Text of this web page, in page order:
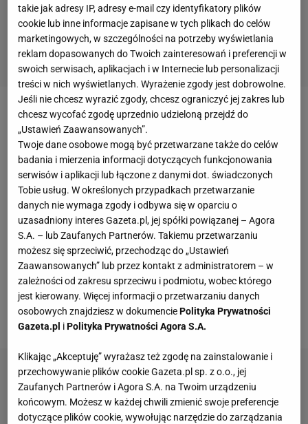
Zobacz wideo
POLISH ESPORT CUP to nowa esportowa inicjatywa
zorganizowana przez Sport.pl, Actina i PACT.Turniej
stworzony z myślą o amatorach ma im umilić czas w
trakcie trwających ograniczeń związanych z COVID-
19. Uczestnicy zmagań zawalczą o nagrody
pieniężne i rzeczowe o łącznej wartości 50 tys.
złotych sprawdzając swoje umiejętności w
najnowszej produkcji Riot Games -VALORANT
w Counter Strike: Global Offensive.
takie jak adresy IP, adresy e-mail czy identyfikatory plików
cookie lub inne informacje zapisane w tych plikach do celów
marketingowych, w szczególności na potrzeby wyświetlania
reklam dopasowanych do Twoich zainteresowań i preferencji w
swoich serwisach, aplikacjach i w Internecie lub personalizacji
treści w nich wyświetlanych. Wyrażenie zgody jest dobrowolne.
Jeśli nie chcesz wyrazić zgody, chcesz ograniczyć jej zakres lub
chcesz wycofać zgodę uprzednio udzieloną przejdź do
„Ustawień Zaawansowanych”.
Twoje dane osobowe mogą być przetwarzane także do celów
badania i mierzenia informacji dotyczących funkcjonowania
serwisów i aplikacji lub łączone z danymi dot. świadczonych
Tobie usług. W określonych przypadkach przetwarzanie
danych nie wymaga zgody i odbywa się w oparciu o
uzasadniony interes Gazeta.pl, jej spółki powiązanej – Agora
S.A. – lub Zaufanych Partnerów. Takiemu przetwarzaniu
możesz się sprzeciwić, przechodząc do „Ustawień
Zaawansowanych” lub przez kontakt z administratorem – w
zależności od zakresu sprzeciwu i podmiotu, wobec którego
jest kierowany. Więcej informacji o przetwarzaniu danych
osobowych znajdziesz w dokumenciePolityka Prywatności
Gazeta.pl iPolityka Prywatności Agora S.A.
Klikając „Akceptuję” wyrażasz też zgodę na zainstalowanie i
przechowywanie plików cookie Gazeta.pl sp. z o.o., jej
Zaufanych Partnerów i Agora S.A. na Twoim urządzeniu
końcowym. Możesz w każdej chwili zmienić swoje preferencje
dotyczące plików cookie, wywołując narzędzie do zarządzania